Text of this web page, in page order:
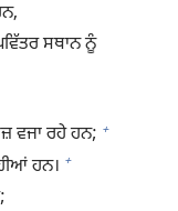
ਸਥਾਨ ਨੂੰ
ਵਜਾ ਰਹੇ ਹਨ; +
ਹਨ। +